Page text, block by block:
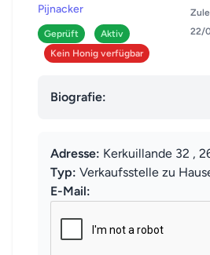
Pijnacker
Geprüft
Aktiv
Kein Honig verfügbar
22/
Biografie:
Adresse: Kerkuillande 32 ,
Typ: Verkaufsstelle zu
E-Mail: